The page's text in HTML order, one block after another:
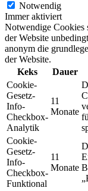
Notwendig
Immer aktiviert
Notwendige Cookies
der Website
anonym die
der Website.
Keks
Dauer
Cookie-
Gesetz-
Info-
Checkbox-
Analytik
11
Monate
Cookie-
Gesetz-
Info-
Checkbox-
Funktional
11
Monate